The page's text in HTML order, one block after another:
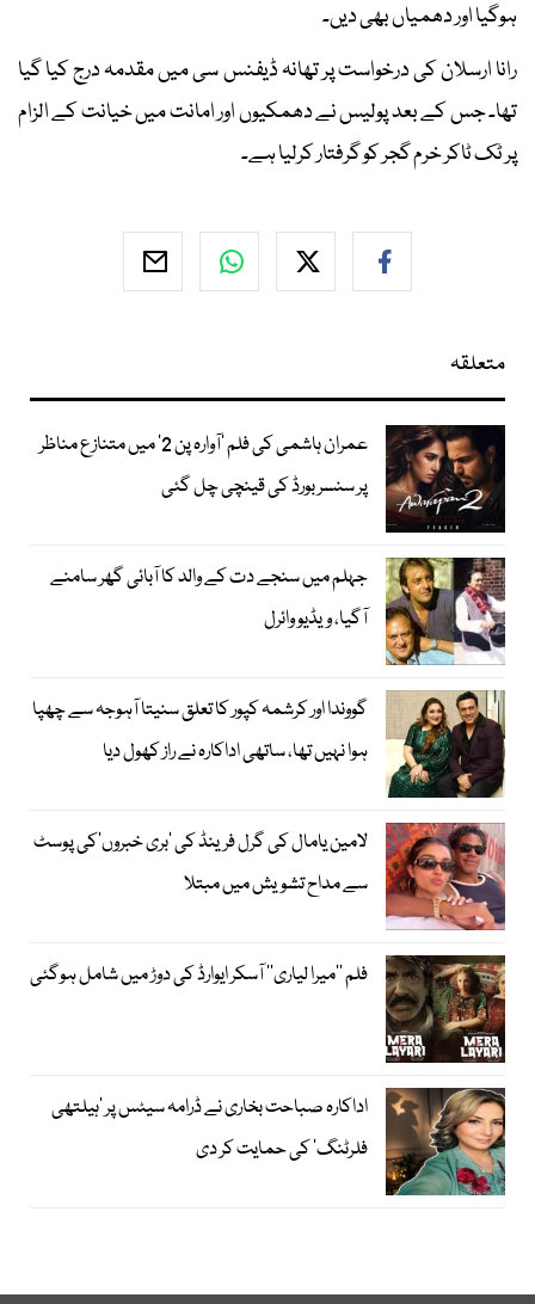
ہوگیا اور دھمیاں بھی دیں۔
رانا ارسلان کی درخواست پر تھانہ ڈیفنس سی میں مقدمہ درج کیا گیا
تھا۔ جس کے بعد پولیس نے دھمکیوں اور امانت میں خیانت کے الزام
پر ٹک ٹاکر خرم گجر کو گرفتار کرلیا ہے۔
متعلقہ
عمران ہاشمی کی فلم ’آوارہ پن 2‘ میں متنازع مناظر
پر سنسر بورڈ کی قینچی چل گئی
جہلم میں سنجے دت کے والد کا آبائی گھر سامنے
آگیا، ویڈیو وائرل
گووندا اور کرشمہ کپور کا تعلق سنیتا آہوجہ سے چھپا
ہوا نہیں تھا، ساتھی اداکارہ نے راز کھول دیا
لامین یامال کی گرل فرینڈ کی ’بری خبروں‘کی پوسٹ
سے مداح تشویش میں مبتلا
فلم ’’میرا لیاری‘‘ آسکر ایوارڈ کی دوڑ میں شامل ہوگئی
اداکارہ صباحت بخاری نے ڈرامہ سیٹس پر ’ہیلتھی
فلرٹنگ‘ کی حمایت کر دی